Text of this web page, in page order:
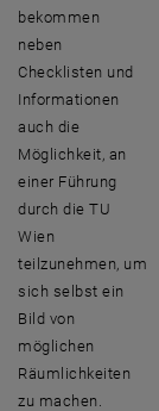
bekommen
neben
Checklisten und
Informationen
auch die
Möglichkeit, an
einer Führung
durch die TU
Wien
teilzunehmen, um
sich selbst ein
Bild von
möglichen
Räumlichkeiten
zu machen.